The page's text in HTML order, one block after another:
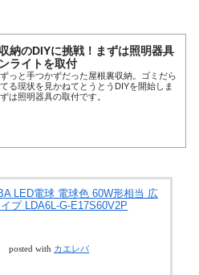
納のDIYに挑戦！まずは照明器具
ライトを取付
っと手つかずだった屋根裏収納。ゴミだら
る現状を見かねてとうとうDIYを開始しま
は照明器具の取付です。
LED電球 電球色 60W形相当 広
プ LDA6L-G-E17S60V2P
posted with カエレバ